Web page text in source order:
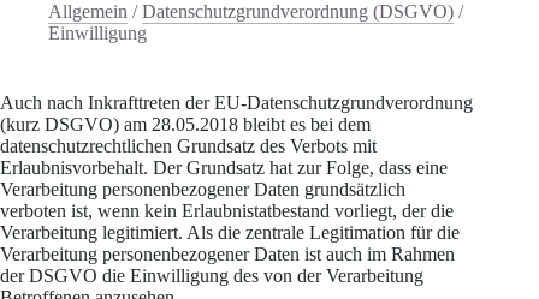
Allgemein /Datenschutzgrundverordnung (DSGVO) /
Einwilligung
Auch nach Inkrafttreten der EU-Datenschutzgrundverordnung
(kurz DSGVO) am 28.05.2018 bleibt es bei dem
datenschutzrechtlichen Grundsatz des Verbots mit
Erlaubnisvorbehalt. Der Grundsatz hat zur Folge, dass eine
Verarbeitung personenbezogener Daten grundsätzlich
verboten ist, wenn kein Erlaubnistatbestand vorliegt, der die
Verarbeitung legitimiert. Als die zentrale Legitimation für die
Verarbeitung personenbezogener Daten ist auch im Rahmen
der DSGVO die Einwilligung des von der Verarbeitung